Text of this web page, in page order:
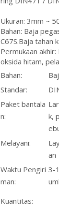
Ukuran: 3mm ~
Bahan: Baja
C67S.Baja tahan
Permukaan
oksida hitam,
Bahan:
Standar:
Paket bantala
n:
k,
Melayani:
an
Waktu Pengiri
man:
3-
Kuantitas: